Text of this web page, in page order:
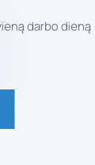
darbo dieną